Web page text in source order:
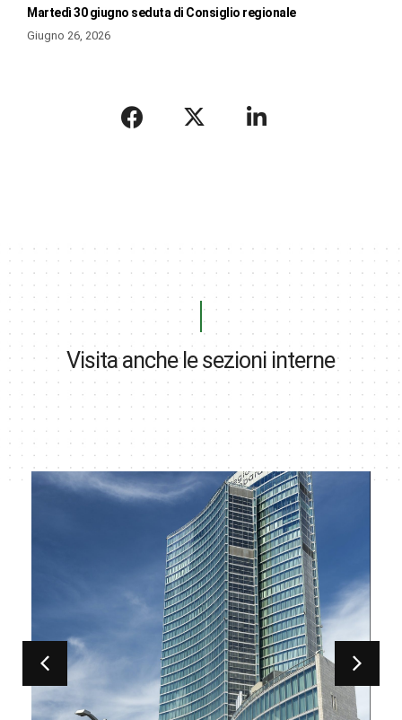
Martedì 30 giugno seduta di Consiglio regionale
Giugno 26, 2026
Visita anche le sezioni interne